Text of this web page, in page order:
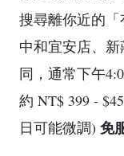
搜尋離你近的「
中和宜安店、
同，通常下午
約 NT$ 399 -
日可能微調) 免